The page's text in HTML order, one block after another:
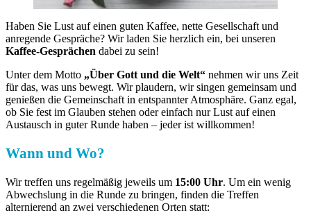
Haben Sie Lust auf einen guten Kaffee, nette Gesellschaft und
anregende Gespräche? Wir laden Sie herzlich ein, bei unseren
Kaffee-Gesprächen dabei zu sein!
Unter dem Motto „Über Gott und die Welt“ nehmen wir uns Zeit
für das, was uns bewegt. Wir plaudern, wir singen gemeinsam und
genießen die Gemeinschaft in entspannter Atmosphäre. Ganz egal,
ob Sie fest im Glauben stehen oder einfach nur Lust auf einen
Austausch in guter Runde haben – jeder ist willkommen!
Wann und Wo?
Wir treffen uns regelmäßig jeweils um 15:00 Uhr. Um ein wenig
Abwechslung in die Runde zu bringen, finden die Treffen
alternierend an zwei verschiedenen Orten statt: